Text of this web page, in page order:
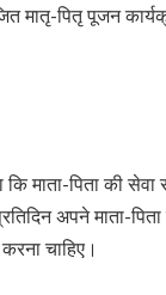
मातृ-पितृ पूजन
कि माता-पिता की
अपने माता-
चाहिए।